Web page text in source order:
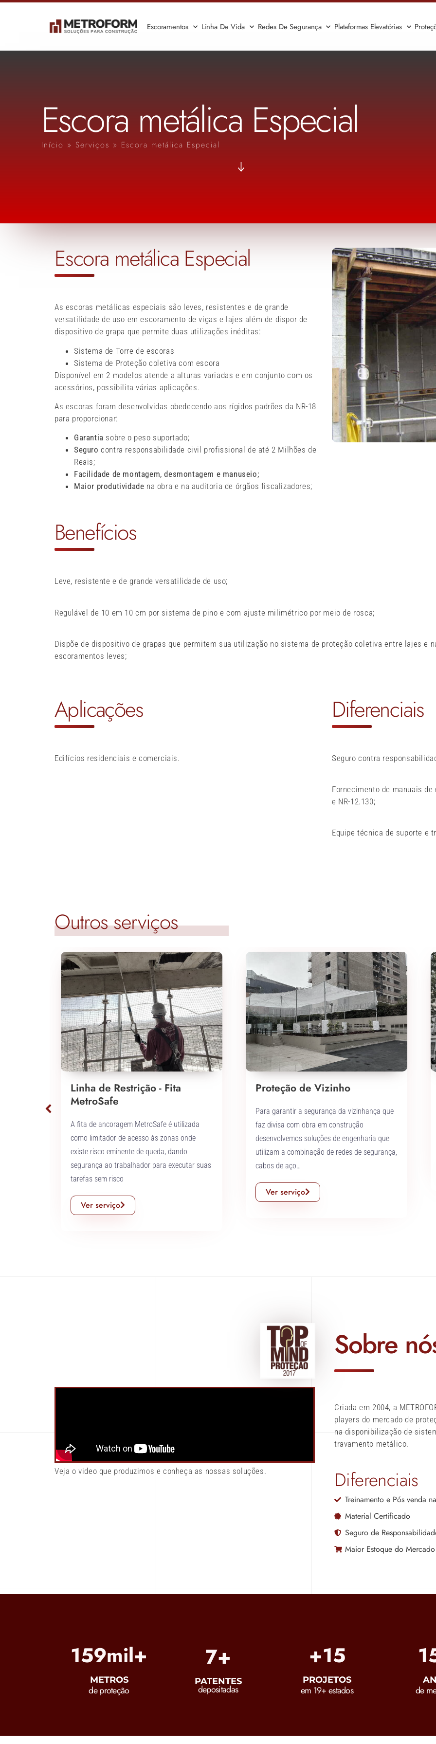
Escoramentos Linha De Vida Redes De Segurança Plataformas Elevatórias
Escora metálica Especial
Início » Serviços » Escora metálica Especial
Escora metálica Especial
As escoras metálicas especiais são leves, resistentes e de grande
versatilidade de uso em escoramento de vigas e lajes além de dispor de
dispositivo de grapa que permite duas utilizações inéditas:
Sistema de Torre de escoras
Sistema de Proteção coletiva com escora
Disponível em 2 modelos atende a alturas variadas e em conjunto com os
acessórios, possibilita várias aplicações.
As escoras foram desenvolvidas obedecendo aos rígidos padrões da NR-18
para proporcionar:
Garantia sobre o peso suportado;
Segurocontra responsabilidade civil profissional de até 2 Milhões de
Reais;
Facilidade de montagem, desmontagem e manuseio;
Maior produtividade na obra e na auditoria de órgãos fiscalizadores;
Benefícios
Leve, resistente e de grande versatilidade de uso;
Regulável de 10 em 10 cm por sistema de pino e com ajuste milimétrico por meio de rosca;
Dispõe de dispositivo de grapas que permitem sua utilização no sistema de proteção coletiva entre lajes e
escoramentos leves;
Aplicações
Edifícios residenciais e comerciais.
Diferenciais
Seguro contra
Fornecimento de manuais
e NR-12.130;
Equipe técnica de suporte e
Outros serviços
Linha de Restrição - Fita
MetroSafe
A fita de ancoragem MetroSafe é utilizada
como limitador de acesso às zonas onde
existe risco eminente de queda, dando
segurança ao trabalhador para executar suas
tarefas sem risco
Ver serviço
Proteção de Vizinho
Para garantir a segurança da vizinhança que
faz divisa com obra em construção
desenvolvemos soluções de engenharia que
utilizam a combinação de redes de segurança,
cabos de aço…
Ver serviço
Veja o video que produzimos e conheça as nossas soluções.
Sobre
Criada em 2004, a
players do mercado de
na disponibilização de
travamento metálico.
Diferenciais
Treinamento e Pós venda
Material Certificado
Seguro de
Maior Estoque do Mercado
METROS
201mil+
de proteção
PATENTES
10+
depositadas
PROJETOS
+19
em 19+ estados de